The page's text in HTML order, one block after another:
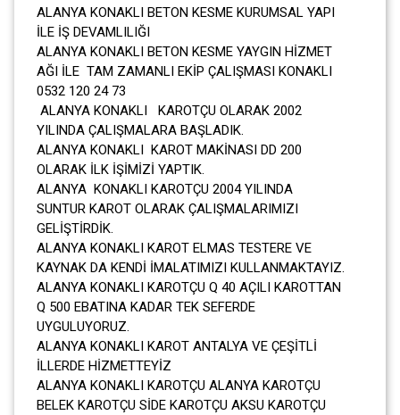
ALANYA KONAKLI BETON KESME KURUMSAL YAPI
İLE İŞ DEVAMLILIĞI
ALANYA KONAKLI BETON KESME YAYGIN HİZMET
AĞI İLE TAM ZAMANLI EKİP ÇALIŞMASI KONAKLI
0532 120 24 73
ALANYA KONAKLI KAROTÇU OLARAK 2002
YILINDA ÇALIŞMALARA BAŞLADIK.
ALANYA KONAKLI KAROT MAKİNASI DD 200
OLARAK İLK İŞİMİZİ YAPTIK.
ALANYA KONAKLI KAROTÇU 2004 YILINDA
SUNTUR KAROT OLARAK ÇALIŞMALARIMIZI
GELİŞTİRDİK.
ALANYA KONAKLI KAROT ELMAS TESTERE VE
KAYNAK DA KENDİ İMALATIMIZI KULLANMAKTAYIZ.
ALANYA KONAKLI KAROTÇU Q 40 AÇILI KAROTTAN
Q 500 EBATINA KADAR TEK SEFERDE
UYGULUYORUZ.
ALANYA KONAKLI KAROT ANTALYA VE ÇEŞİTLİ
İLLERDE HİZMETTEYİZ
ALANYA KONAKLI KAROTÇU ALANYA KAROTÇU
BELEK KAROTÇU SİDE KAROTÇU AKSU KAROTÇU